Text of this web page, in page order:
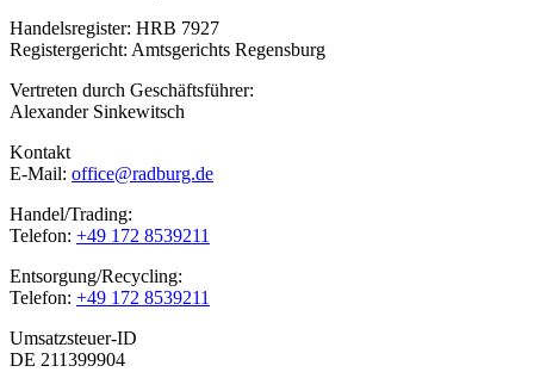
Handelsregister: HRB 7927
Registergericht: Amtsgerichts Regensburg
Vertreten durch Geschäftsführer:
Alexander Sinkewitsch
Kontakt
E-Mail: office@radburg.de
Handel/Trading:
Telefon: +49 172 8539211
Entsorgung/Recycling:
Telefon: +49 172 8539211
Umsatzsteuer-ID
DE 211399904